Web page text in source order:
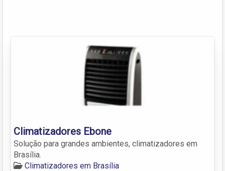
Climatizadores Ebone
Solução para grandes ambientes, climatizadores em
Brasília.
Climatizadores em Brasília